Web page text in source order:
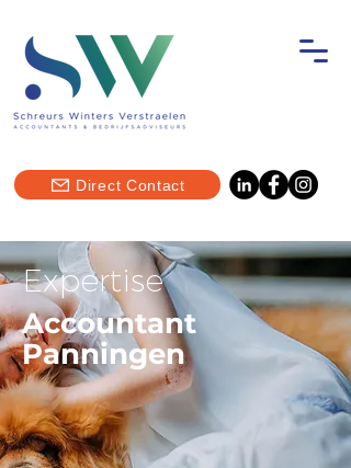
Direct Contact
Expertise
Accountant
Panningen